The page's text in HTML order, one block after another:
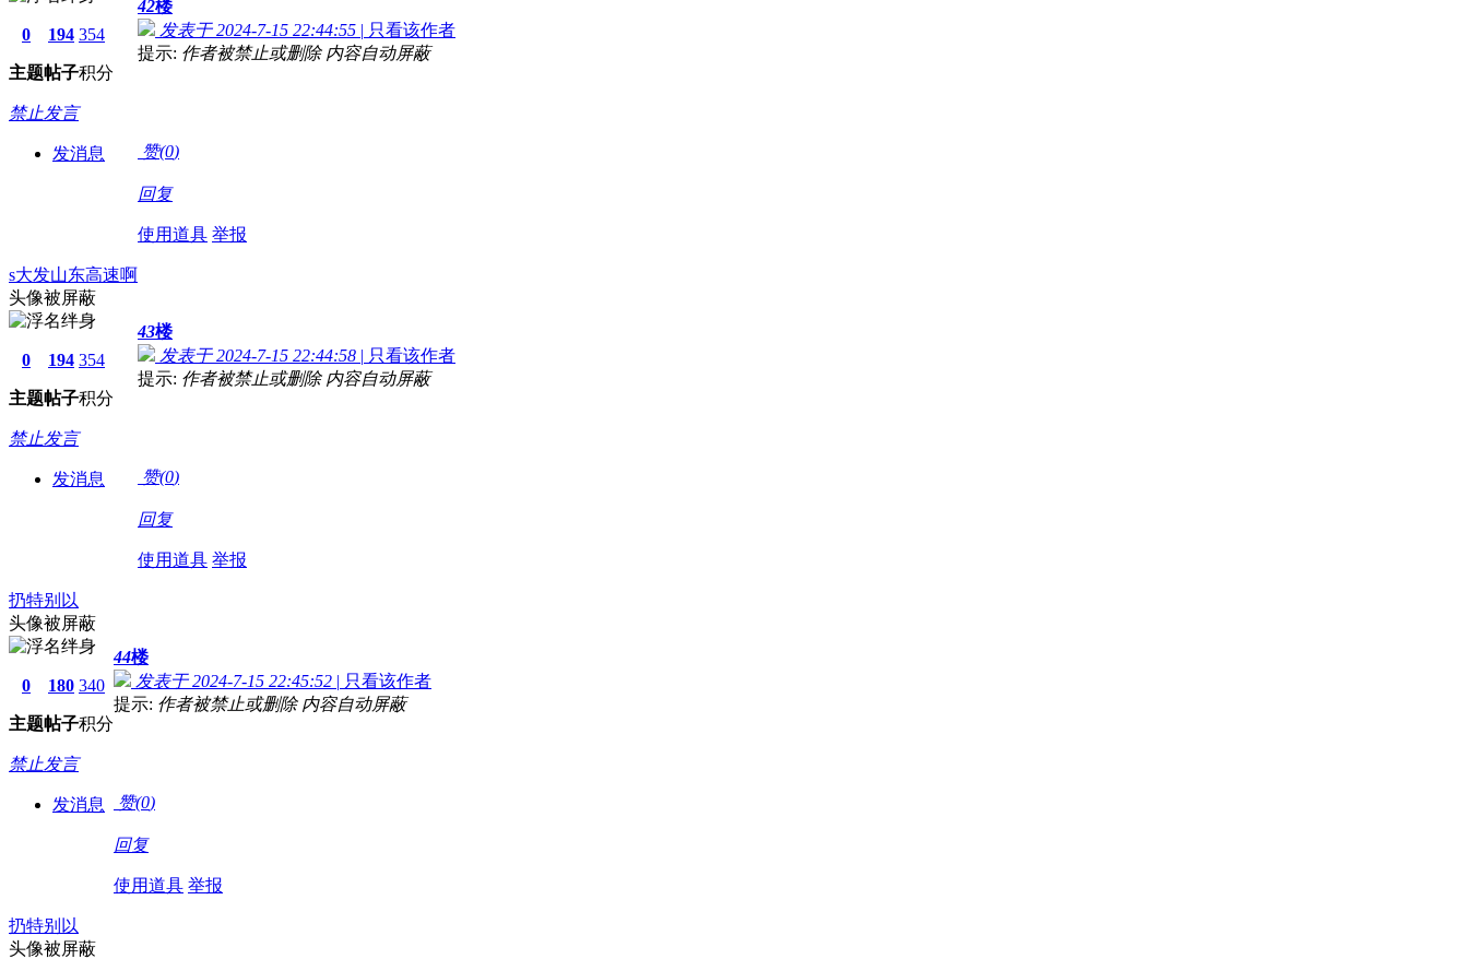
0
主题
194
帖子
354
积分
禁止发言
发消息
42楼
发表于 2024-7-15 22:44:55 | 只看该作者
提示: 作者被禁止或删除 内容自动屏蔽
赞(0)
回复
使用道具 举报
s大发山东高速啊
头像被屏蔽
0
主题
194
帖子
354
积分
禁止发言
发消息
43楼
发表于 2024-7-15 22:44:58 | 只看该作者
提示: 作者被禁止或删除 内容自动屏蔽
赞(0)
回复
使用道具 举报
扔特别以
头像被屏蔽
0
主题
180
帖子
340
积分
禁止发言
发消息
44楼
发表于 2024-7-15 22:45:52 | 只看该作者
提示: 作者被禁止或删除 内容自动屏蔽
赞(0)
回复
使用道具 举报
扔特别以
头像被屏蔽